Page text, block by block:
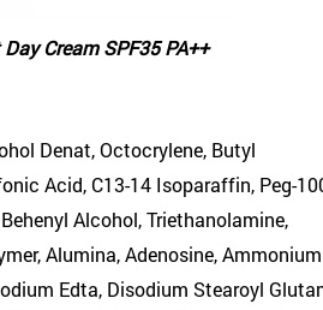
Cream SPF35 PA++
Denat, Octocrylene, Butyl
Acid, C13-14 Isoparaffin, Peg-
Alcohol, Triethanolamine,
Alumina, Adenosine, Ammonium
Edta, Disodium Stearoyl